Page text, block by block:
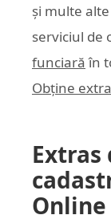
și multe
serviciul de
funciară în
Obține
Extras
Online